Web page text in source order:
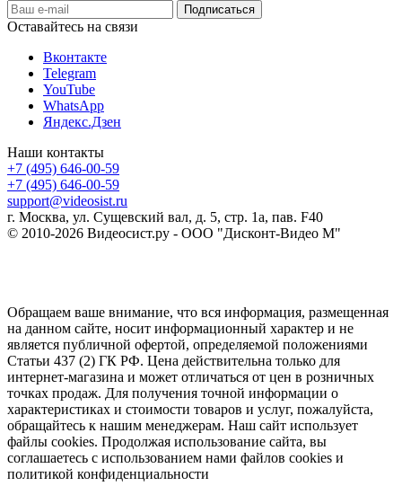
Оставайтесь на связи
Вконтакте
Telegram
YouTube
WhatsApp
Яндекс.Дзен
Наши контакты
+7 (495) 646-00-59
+7 (495) 646-00-59
support@videosist.ru
г. Москва, ул. Сущевский вал, д. 5, стр. 1а, пав. F40
© 2010-2026 Видеосист.ру - ООО "Дисконт-Видео М"
Обращаем ваше внимание, что вся информация, размещенная
на данном сайте, носит информационный характер и не
является публичной офертой, определяемой положениями
Статьи 437 (2) ГК РФ. Цена действительна только для
интернет-магазина и может отличаться от цен в розничных
точках продаж. Для получения точной информации о
характеристиках и стоимости товаров и услуг, пожалуйста,
обращайтесь к нашим менеджерам. Наш сайт использует
файлы cookies. Продолжая использование сайта, вы
соглашаетесь с использованием нами файлов cookies и
политикой конфиденциальности